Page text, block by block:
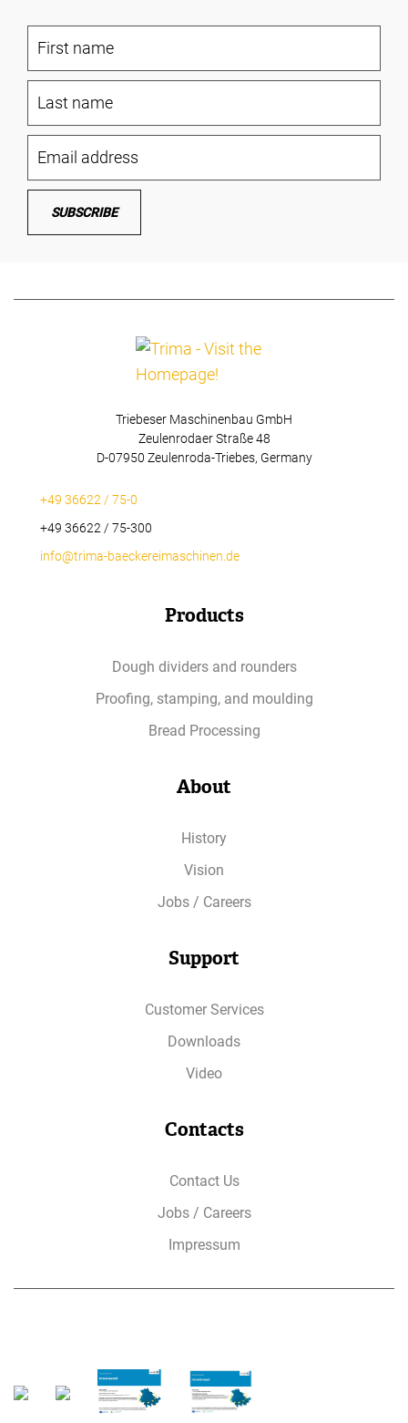
SUBSCRIBE
Triebeser Maschinenbau GmbH
Zeulenrodaer Straße 48
D-07950 Zeulenroda-Triebes, Germany
+49 36622 / 75-0
+49 36622 / 75-300
info@trima-baeckereimaschinen.de
Products
Dough dividers and rounders
Proofing, stamping, and moulding
Bread Processing
About
History
Vision
Jobs / Careers
Support
Customer Services
Downloads
Video
Contacts
Contact Us
Jobs / Careers
Impressum